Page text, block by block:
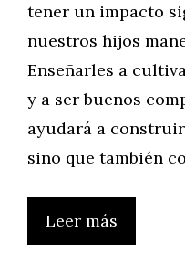
tener un impacto
nuestros hijos
Enseñarles a
y a ser buenos
ayudará a
sino que también
Leer más